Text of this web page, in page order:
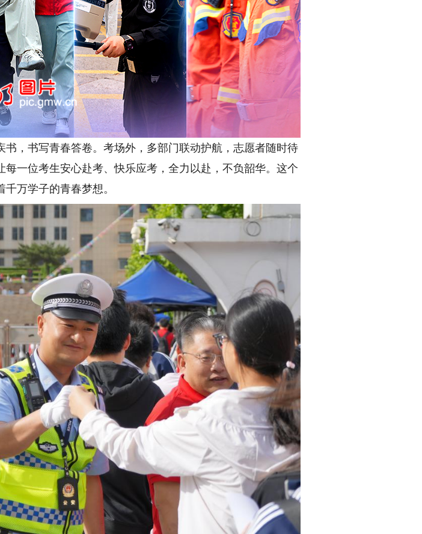
，书写青春答卷。考场外，多部门联动护航，志愿者随时待
一位考生安心赴考、快乐应考，全力以赴，不负韶华。这个
万学子的青春梦想。